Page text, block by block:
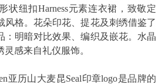
状纽扣Harness元素连衣裙，致敬定
风格。花朵印花、提花及刺绣借鉴了
：明暗对比效果、编织及嵌花。水晶
感来自礼仪服饰。
历山大麦昆Seal印章logo是品牌的